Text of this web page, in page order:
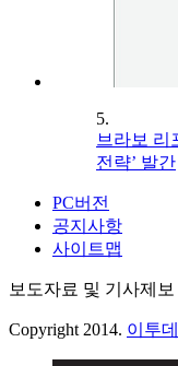
5.
브라보 리
전략’ 발간
PC버전
공지사항
사이트맵
보도자료 및 기사제보
Copyright 2014. 이투